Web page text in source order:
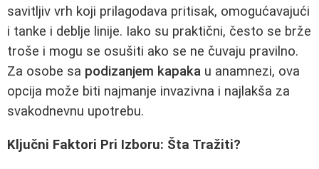
savitljiv vrh koji prilagodava pritisak, omogućavajući
i tanke i deblje linije. Iako su praktični, često se brže
troše i mogu se osušiti ako se ne čuvaju pravilno.
Za osobe sa podizanjem kapaka u anamnezi, ova
opcija može biti najmanje invazivna i najlakša za
svakodnevnu upotrebu.
Ključni Faktori Pri Izboru: Šta Tražiti?